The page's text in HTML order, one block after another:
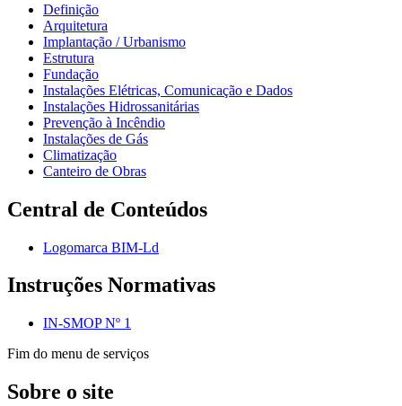
Definição
Arquitetura
Implantação / Urbanismo
Estrutura
Fundação
Instalações Elétricas, Comunicação e Dados
Instalações Hidrossanitárias
Prevenção à Incêndio
Instalações de Gás
Climatização
Canteiro de Obras
Central de Conteúdos
Logomarca BIM-Ld
Instruções Normativas
IN-SMOP Nº 1
Fim do menu de serviços
Sobre o site